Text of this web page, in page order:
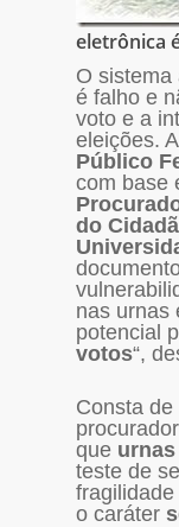
eletrônica
O sistema
é falho e
voto e a
eleições.
Público
com base
do Cidadã
nas urnas
potencial
votos“,
Consta
procurador
que
teste de
o caráter